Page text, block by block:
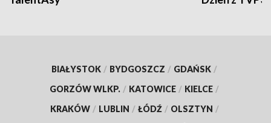
BIAŁYSTOK / BYDGOSZCZ / GDAŃSK /
GORZÓW WLKP. / KATOWICE / KIELCE /
KRAKÓW / LUBLIN / ŁÓDŹ / OLSZTYN /